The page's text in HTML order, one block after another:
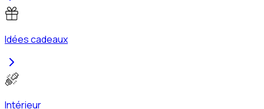
Idées cadeaux
Intérieur